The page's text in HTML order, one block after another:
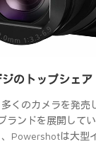
のトップシェア
くのカメラを発売
ランドを展開して
Powershotは大型